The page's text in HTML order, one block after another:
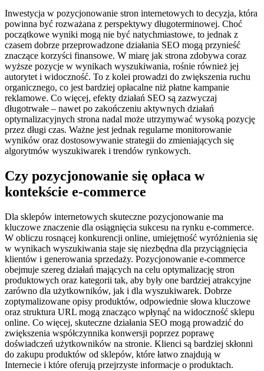
Inwestycja w pozycjonowanie stron internetowych to decyzja, która
powinna być rozważana z perspektywy długoterminowej. Choć
początkowe wyniki mogą nie być natychmiastowe, to jednak z
czasem dobrze przeprowadzone działania SEO mogą przynieść
znaczące korzyści finansowe. W miarę jak strona zdobywa coraz
wyższe pozycje w wynikach wyszukiwania, rośnie również jej
autorytet i widoczność. To z kolei prowadzi do zwiększenia ruchu
organicznego, co jest bardziej opłacalne niż płatne kampanie
reklamowe. Co więcej, efekty działań SEO są zazwyczaj
długotrwałe – nawet po zakończeniu aktywnych działań
optymalizacyjnych strona nadal może utrzymywać wysoką pozycję
przez długi czas. Ważne jest jednak regularne monitorowanie
wyników oraz dostosowywanie strategii do zmieniających się
algorytmów wyszukiwarek i trendów rynkowych.
Czy pozycjonowanie się opłaca w
kontekście e-commerce
Dla sklepów internetowych skuteczne pozycjonowanie ma
kluczowe znaczenie dla osiągnięcia sukcesu na rynku e-commerce.
W obliczu rosnącej konkurencji online, umiejętność wyróżnienia się
w wynikach wyszukiwania staje się niezbędna dla przyciągnięcia
klientów i generowania sprzedaży. Pozycjonowanie e-commerce
obejmuje szereg działań mających na celu optymalizację stron
produktowych oraz kategorii tak, aby były one bardziej atrakcyjne
zarówno dla użytkowników, jak i dla wyszukiwarek. Dobrze
zoptymalizowane opisy produktów, odpowiednie słowa kluczowe
oraz struktura URL mogą znacząco wpłynąć na widoczność sklepu
online. Co więcej, skuteczne działania SEO mogą prowadzić do
zwiększenia współczynnika konwersji poprzez poprawę
doświadczeń użytkowników na stronie. Klienci są bardziej skłonni
do zakupu produktów od sklepów, które łatwo znajdują w
Internecie i które oferują przejrzyste informacje o produktach.